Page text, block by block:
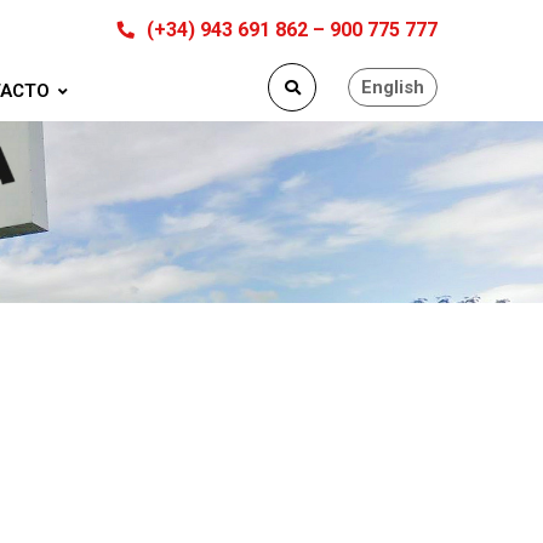
(+34) 943 691 862 – 900 775 777
English